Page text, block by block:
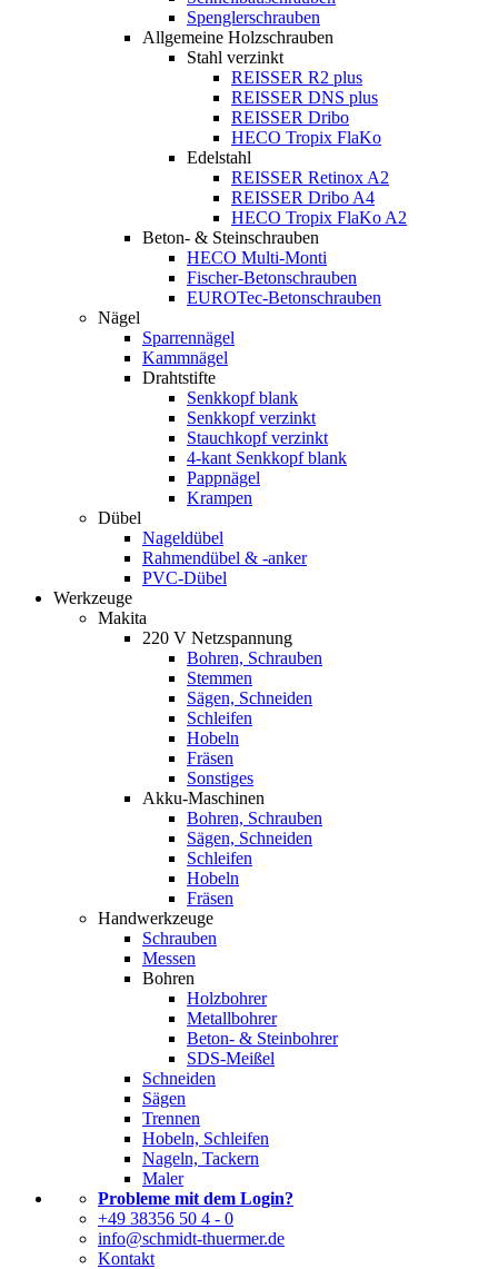
Spenglerschrauben
Allgemeine Holzschrauben
Stahl verzinkt
REISSER R2 plus
REISSER DNS plus
REISSER Dribo
HECO Tropix FlaKo
Edelstahl
REISSER Retinox A2
REISSER Dribo A4
HECO Tropix FlaKo A2
Beton- & Steinschrauben
HECO Multi-Monti
Fischer-Betonschrauben
EUROTec-Betonschrauben
Nägel
Sparrennägel
Kammnägel
Drahtstifte
Senkkopf blank
Senkkopf verzinkt
Stauchkopf verzinkt
4-kant Senkkopf blank
Pappnägel
Krampen
Dübel
Nageldübel
Rahmendübel & -anker
PVC-Dübel
Werkzeuge
Makita
220 V Netzspannung
Bohren, Schrauben
Stemmen
Sägen, Schneiden
Schleifen
Hobeln
Fräsen
Sonstiges
Akku-Maschinen
Bohren, Schrauben
Sägen, Schneiden
Schleifen
Hobeln
Fräsen
Handwerkzeuge
Schrauben
Messen
Bohren
Holzbohrer
Metallbohrer
Beton- & Steinbohrer
SDS-Meißel
Schneiden
Sägen
Trennen
Hobeln, Schleifen
Nageln, Tackern
Maler
Probleme mit dem Login?
+49 38356 50 4 - 0
info@schmidt-thuermer.de
Kontakt